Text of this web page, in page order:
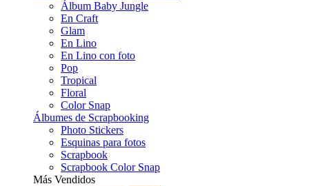
Álbum Baby Jungle
En Craft
Glam
En Lino
En Lino con foto
Pop
Tropical
Floral
Color Snap
Álbumes de Scrapbooking
Photo Stickers
Esquinas para fotos
Scrapbook
Scrapbook Color Snap
Más Vendidos